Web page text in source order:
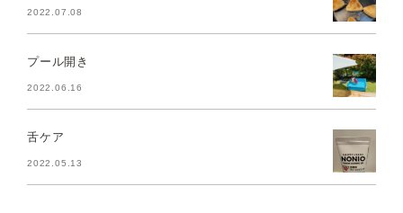
2022.07.08
プール開き
2022.06.16
舌ケア
2022.05.13